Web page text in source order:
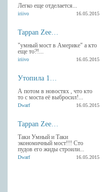
Легко еще отделается...
iriivo 16.05.2015
Tappan Zee умный мост в Америке
"умный мост в Америке" а кто
еще то?!...
iriivo 16.05.2015
Утопила 13 гаджетов Apple
А потом в новостях , что кто
то с моста её выбросил!...
Dwarf 16.05.2015
Tappan Zee умный мост в Америке
Таки Умный и Таки
экономичный мост!!! Сто
пудов его жиды строили...
Dwarf 16.05.2015